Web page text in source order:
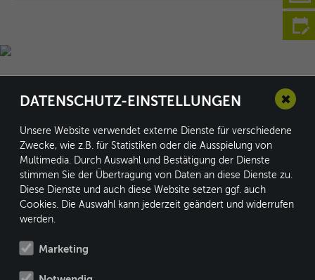
conform GmbH
Kleine Heide 16
33790 Halle/Westf.
DATENSCHUTZ-EINSTELLUNGEN
Unsere Website verwendet externe Dienste für verschiedene
Zwecke, wie z.B. für Statistiken oder die Ausspielung von
Multimedia. Durch Auswahl und Bestätigung der Dienste
stimmen Sie der Übertragung von Daten an diese Dienste zu.
Diese Dienste und auch diese Website setzen ggf. auch
Cookies. Die Auswahl kann jederzeit geändert und widerrufen
werden.
Marketing
✖